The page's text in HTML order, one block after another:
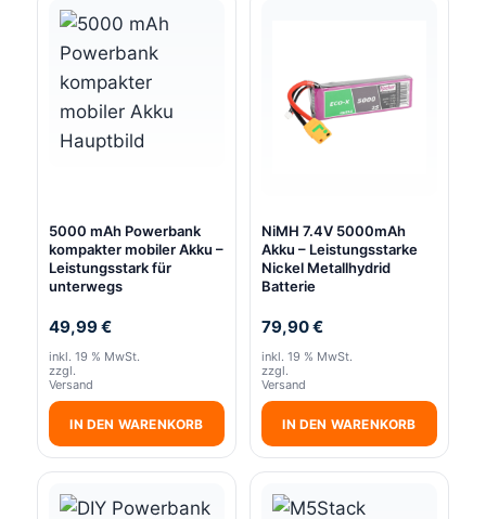
5000 mAh Powerbank
kompakter mobiler Akku –
Leistungsstark für
unterwegs
49,99€
inkl. 19 % MwSt.
zzgl.
Versand
IN DEN WARENKORB
NiMH 7.4V 5000mAh
Akku – Leistungsstarke
Nickel Metallhydrid
Batterie
79,90€
inkl. 19 % MwSt.
zzgl.
Versand
IN DEN WARENKORB